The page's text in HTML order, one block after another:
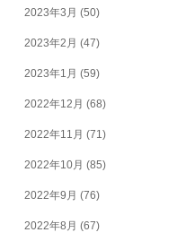
2023年3月 (50)
2023年2月 (47)
2023年1月 (59)
2022年12月 (68)
2022年11月 (71)
2022年10月 (85)
2022年9月 (76)
2022年8月 (67)